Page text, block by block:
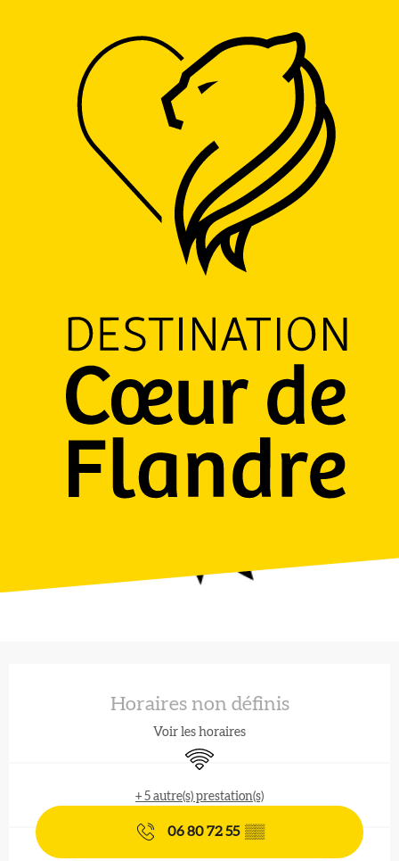
LOGO
Le panoramic
RESTAURANT CUISINE TRADITIONNELLE PRODUITS RÉGIONAUX
4 bis, Grand Place, 59670 Cassel
M'y rendre
Ajouter aux favoris
Horaires non définis
Voir les horaires
WiFi
+ 5 autre(s) prestation(s)
06 80 72 55 ▒▒